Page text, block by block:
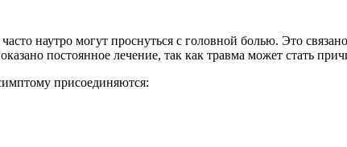
наутро могут проснуться с головной болью. Это
постоянное лечение, так как травма может стать
присоединяются: